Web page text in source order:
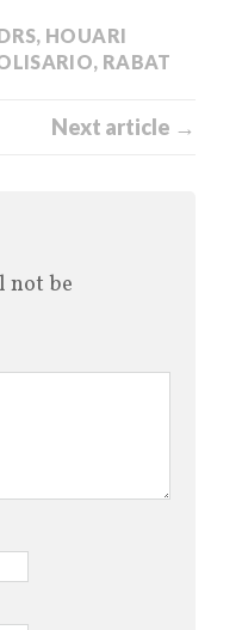
, HOUARI
, RABAT
Next article →
not be